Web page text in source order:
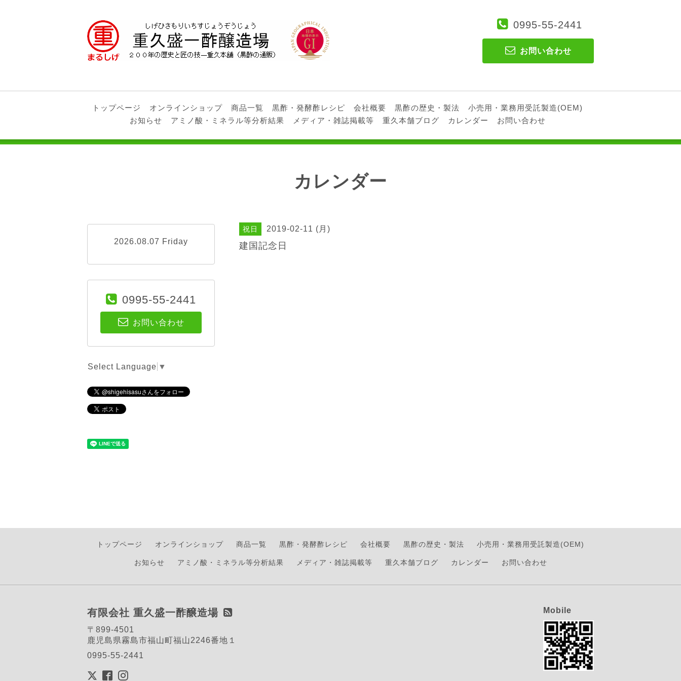
0995-55-2441
お問い合わせ
トップページ オンラインショップ 商品一覧 黒酢・発酵酢レシピ 会社概要 黒酢の歴史・製法
小売用・業務用受託製造(OEM)
お知らせ
アミノ酸・ミネラル等分析結果 メディア・雑誌掲載等 重久本舗ブログ カレンダー お問い合わせ
カレンダー
祝日 2019-02-11 (月)
建国記念日
2026.08.07 Friday
0995-55-2441
お問い合わせ
Select Language ▼
トップページ オンラインショップ 商品一覧 黒酢・発酵酢レシピ 会社概要 黒酢の歴史・製法 小売用・業務用受託製造(OEM)
お知らせ アミノ酸・ミネラル等分析結果 メディア・雑誌掲載等 重久本舗ブログ カレンダー お問い合わせ
有限会社 重久盛一酢醸造場
〒899-4501
鹿児島県霧島市福山町福山2246番地１
0995-55-2441
Mobile